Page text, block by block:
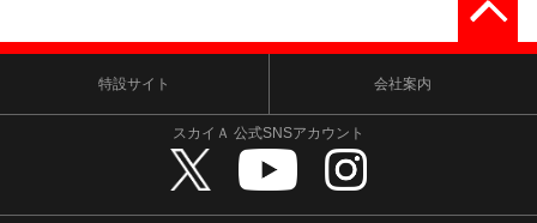
特設サイト 会社案内
スカイＡ 公式SNSアカウント